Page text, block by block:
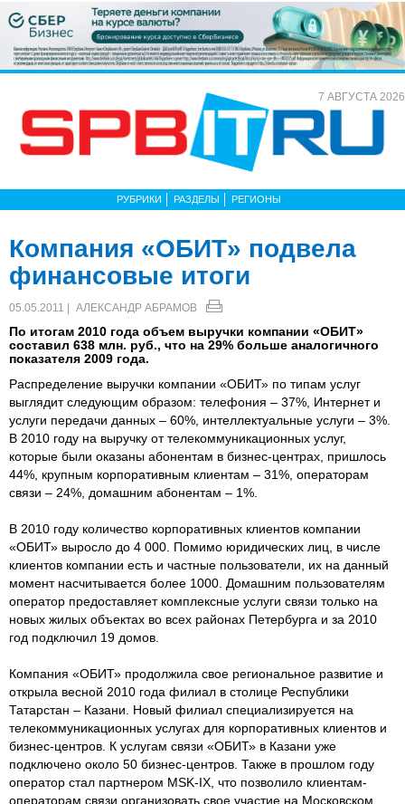
7 АВГУСТА 2026
РУБРИКИ РАЗДЕЛЫ РЕГИОНЫ
Компания «ОБИТ» подвела
финансовые итоги
05.05.2011 | АЛЕКСАНДР АБРАМОВ
По итогам 2010 года объем выручки компании «ОБИТ»
составил 638 млн. руб., что на 29% больше аналогичного
показателя 2009 года.
Распределение выручки компании «ОБИТ» по типам услуг
выглядит следующим образом: телефония – 37%, Интернет и
услуги передачи данных – 60%, интеллектуальные услуги – 3%.
В 2010 году на выручку от телекоммуникационных услуг,
которые были оказаны абонентам в бизнес-центрах, пришлось
44%, крупным корпоративным клиентам – 31%, операторам
связи – 24%, домашним абонентам – 1%.
В 2010 году количество корпоративных клиентов компании
«ОБИТ» выросло до 4 000. Помимо юридических лиц, в числе
клиентов компании есть и частные пользователи, их на данный
момент насчитывается более 1000. Домашним пользователям
оператор предоставляет комплексные услуги связи только на
новых жилых объектах во всех районах Петербурга и за 2010
год подключил 19 домов.
Компания «ОБИТ» продолжила свое региональное развитие и
открыла весной 2010 года филиал в столице Республики
Татарстан – Казани. Новый филиал специализируется на
телекоммуникационных услугах для корпоративных клиентов и
бизнес-центров. К услугам связи «ОБИТ» в Казани уже
подключено около 50 бизнес-центров. Также в прошлом году
оператор стал партнером MSK-IX, что позволило клиентам-
операторам связи организовать свое участие на Московском